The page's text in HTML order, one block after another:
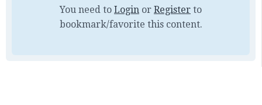
You need to Login or Register to
bookmark/favorite this content.